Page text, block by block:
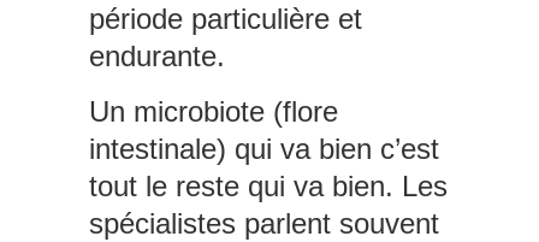
période particulière et
endurante.
Un microbiote (flore
intestinale) qui va bien c’est
tout le reste qui va bien. Les
spécialistes parlent souvent